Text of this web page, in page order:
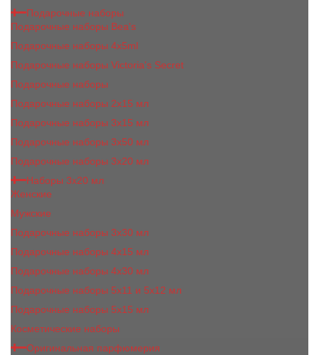
Подарочные наборы
Подарочные наборы Bea's
Подарочные наборы 4х5ml
Подарочные наборы Victoria's Secret
Подарочные наборы
Подарочные наборы 2x15 мл
Подарочные наборы 3х15 мл
Подарочные наборы 3x50 мл
Подарочные наборы 3x20 мл
Наборы 3х20 мл
Женские
Мужские
Подарочные наборы 3х30 мл
Подарочные наборы 4x15 мл
Подарочные наборы 4x30 мл
Подарочные наборы 5x11 и 5х12 мл
Подарочные наборы 5x15 мл
Косметические наборы
Оригинальная парфюмерия